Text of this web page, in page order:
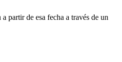
partir de esa fecha a través de un